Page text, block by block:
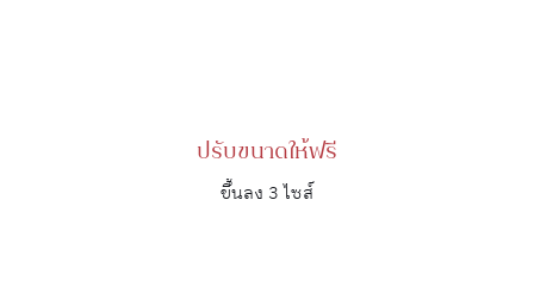
ปรับขนาดให้ฟรี
ขึ้นลง 3 ไซส์